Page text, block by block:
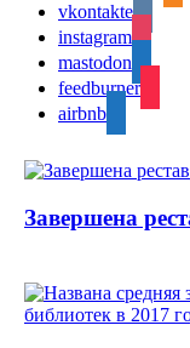
vkontakte
instagram
mastodon
feedburner
airbnb
Завершена